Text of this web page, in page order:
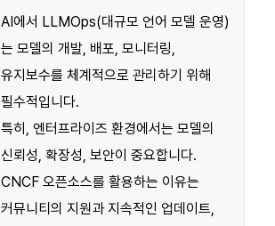
AI에서 LLMOps(대규모 언어 모델 운영)
는 모델의 개발, 배포, 모니터링,
유지보수를 체계적으로 관리하기 위해
필수적입니다.
특히, 엔터프라이즈 환경에서는 모델의
신뢰성, 확장성, 보안이 중요합니다.
CNCF 오픈소스를 활용하는 이유는
커뮤니티의 지원과 지속적인 업데이트,